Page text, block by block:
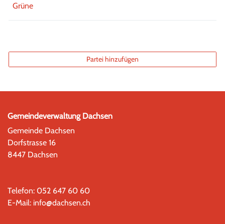
Grüne
Partei hinzufügen
Gemeindeverwaltung Dachsen
Gemeinde Dachsen
Dorfstrasse 16
8447 Dachsen
Telefon: 052 647 60 60
E-Mail: info@dachsen.ch